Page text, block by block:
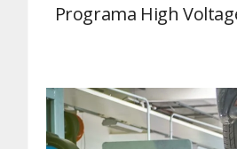
Programa High